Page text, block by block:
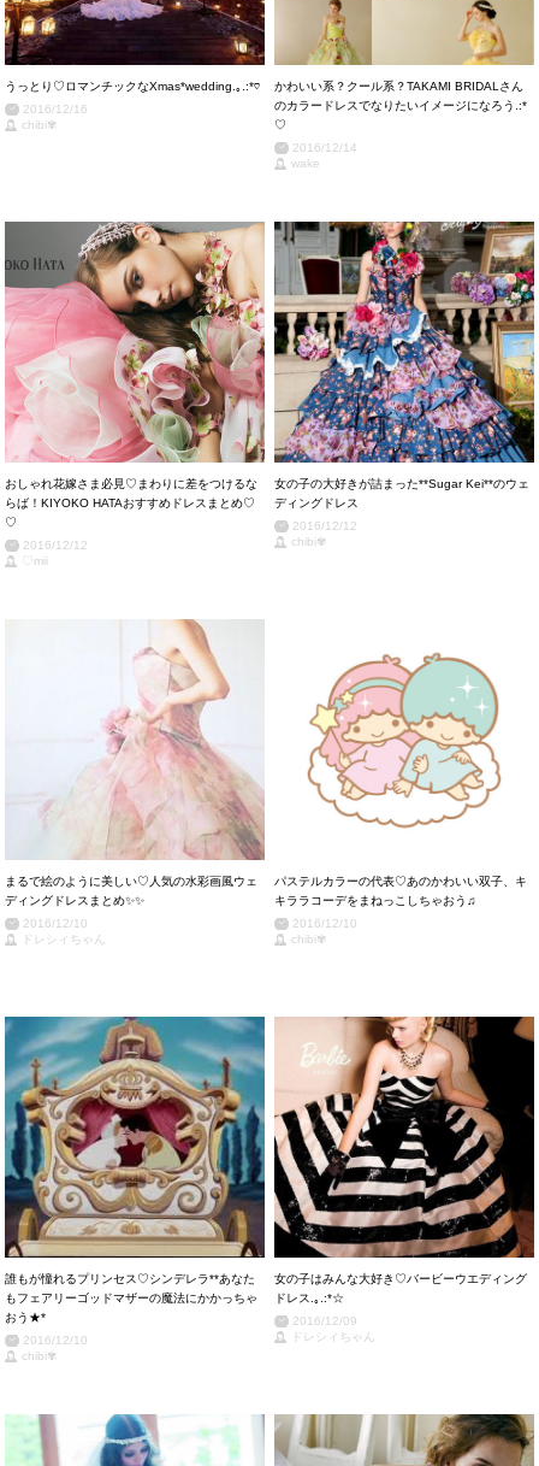
うっとり♡ロマンチックなXmas*wedding.｡.:*♡
2016/12/16
chibi✾
かわいい系？クール系？TAKAMI BRIDALさん
のカラードレスでなりたいイメージになろう.:*
♡
2016/12/14
wake
おしゃれ花嫁さま必見♡まわりに差をつけるな
らば！KIYOKO HATAおすすめドレスまとめ♡
♡
2016/12/12
♡mii
女の子の大好きが詰まった**Sugar Kei**のウェ
ディングドレス
2016/12/12
chibi✾
まるで絵のように美しい♡人気の水彩画風ウェ
ディングドレスまとめ✨✨
2016/12/10
ドレシィちゃん
パステルカラーの代表♡あのかわいい双子、キ
キララコーデをまねっこしちゃおう♫
2016/12/10
chibi✾
誰もが憧れるプリンセス♡シンデレラ**あなた
もフェアリーゴッドマザーの魔法にかかっちゃ
おう★*
2016/12/10
chibi✾
女の子はみんな大好き♡バービーウエディング
ドレス.｡.:*☆
2016/12/09
ドレシィちゃん